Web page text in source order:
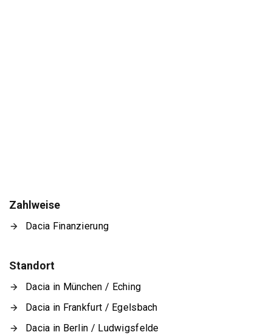
Zahlweise
Dacia Finanzierung
Standort
Dacia in München / Eching
Dacia in Frankfurt / Egelsbach
Dacia in Berlin / Ludwigsfelde